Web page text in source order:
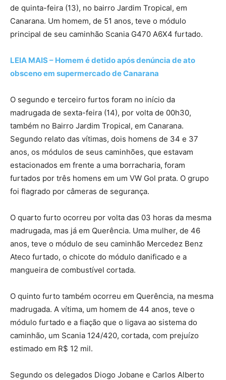
de quinta-feira (13), no bairro Jardim Tropical, em
Canarana. Um homem, de 51 anos, teve o módulo
principal de seu caminhão Scania G470 A6X4 furtado.
LEIA MAIS – Homem é detido após denúncia de ato
obsceno em supermercado de Canarana
O segundo e terceiro furtos foram no início da
madrugada de sexta-feira (14), por volta de 00h30,
também no Bairro Jardim Tropical, em Canarana.
Segundo relato das vítimas, dois homens de 34 e 37
anos, os módulos de seus caminhões, que estavam
estacionados em frente a uma borracharia, foram
furtados por três homens em um VW Gol prata. O grupo
foi flagrado por câmeras de segurança.
O quarto furto ocorreu por volta das 03 horas da mesma
madrugada, mas já em Querência. Uma mulher, de 46
anos, teve o módulo de seu caminhão Mercedez Benz
Ateco furtado, o chicote do módulo danificado e a
mangueira de combustível cortada.
O quinto furto também ocorreu em Querência, na mesma
madrugada. A vítima, um homem de 44 anos, teve o
módulo furtado e a fiação que o ligava ao sistema do
caminhão, um Scania 124/420, cortada, com prejuízo
estimado em R$ 12 mil.
Segundo os delegados Diogo Jobane e Carlos Alberto